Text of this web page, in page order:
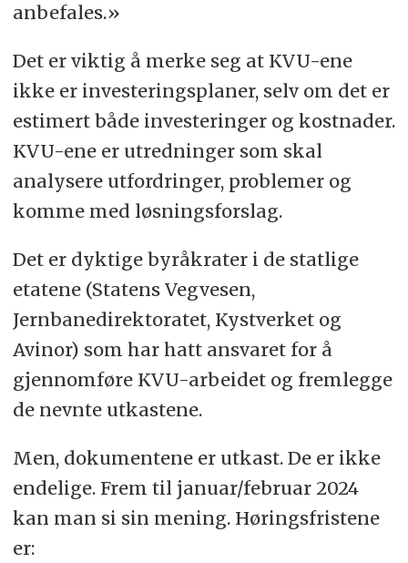
anbefales.»
Det er viktig å merke seg at KVU-ene
ikke er investeringsplaner, selv om det er
estimert både investeringer og kostnader.
KVU-ene er utredninger som skal
analysere utfordringer, problemer og
komme med løsningsforslag.
Det er dyktige byråkrater i de statlige
etatene (Statens Vegvesen,
Jernbanedirektoratet, Kystverket og
Avinor) som har hatt ansvaret for å
gjennomføre KVU-arbeidet og fremlegge
de nevnte utkastene.
Men, dokumentene er utkast. De er ikke
endelige. Frem til januar/februar 2024
kan man si sin mening. Høringsfristene
er: